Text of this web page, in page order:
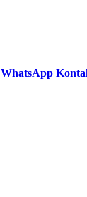
WhatsApp